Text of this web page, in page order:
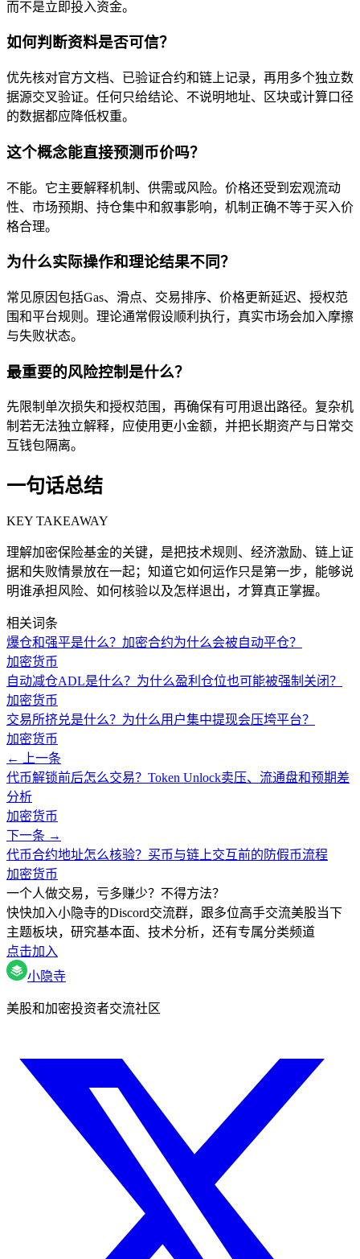
而不是立即投入资金。
如何判断资料是否可信？
优先核对官方文档、已验证合约和链上记录，再用多个独立数
据源交叉验证。任何只给结论、不说明地址、区块或计算口径
的数据都应降低权重。
这个概念能直接预测币价吗？
不能。它主要解释机制、供需或风险。价格还受到宏观流动
性、市场预期、持仓集中和叙事影响，机制正确不等于买入价
格合理。
为什么实际操作和理论结果不同？
常见原因包括Gas、滑点、交易排序、价格更新延迟、授权范
围和平台规则。理论通常假设顺利执行，真实市场会加入摩擦
与失败状态。
最重要的风险控制是什么？
先限制单次损失和授权范围，再确保有可用退出路径。复杂机
制若无法独立解释，应使用更小金额，并把长期资产与日常交
互钱包隔离。
一句话总结
KEY TAKEAWAY
理解加密保险基金的关键，是把技术规则、经济激励、链上证
据和失败情景放在一起；知道它如何运作只是第一步，能够说
明谁承担风险、如何核验以及怎样退出，才算真正掌握。
相关词条
爆仓和强平是什么？加密合约为什么会被自动平仓？
加密货币
自动减仓ADL是什么？为什么盈利仓位也可能被强制关闭？
加密货币
交易所挤兑是什么？为什么用户集中提现会压垮平台？
加密货币
← 上一条
代币解锁前后怎么交易？Token Unlock卖压、流通盘和预期差
分析
加密货币
下一条 →
代币合约地址怎么核验？买币与链上交互前的防假币流程
加密货币
一个人做交易，亏多赚少？不得方法？
快快加入小隐寺的Discord交流群，跟多位高手交流美股当下
主题板块，研究基本面、技术分析，还有专属分类频道
点击加入
小隐寺
美股和加密投资者交流社区